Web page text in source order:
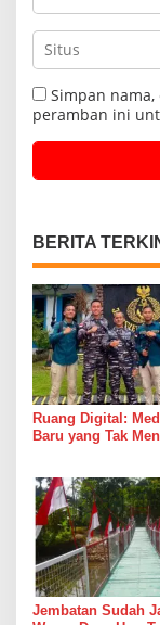
Simpan
peramban ini
BERITA
Ruang Digital:
Baru yang Tak
Jembatan Sudah